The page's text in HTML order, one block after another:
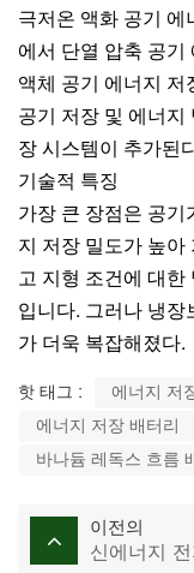
극저온 액화 공기 에
에서 단열 압축 공
액체 공기 에너지 저
공기 저장 및 에너지
장 시스템이 추가된
기술적 특징
가장 큰 장점은 공
지 저장 밀도가 높아
고 지형 조건에 대한
입니다. 그러나 냉
가 더욱 복잡해졌다.
핫 태그 :
에너지 저
에너지 저장 배터리
바나듐 레독스 흐름
이전의
신에너지